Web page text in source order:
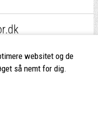
websitet og de
så nemt for dig.
*